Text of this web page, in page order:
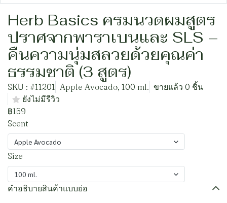
Herb Basics ครมนวดผมสูตร
ปราศจากพาราเบนและ SLS –
คืนความนุ่มสลวยด้วยคุณค่า
ธรรมชาติ (3 สูตร)
SKU : #11201 Apple Avocado, 100 ml. ขายแล้ว 0 ชิ้น
ยังไม่มีรีวิว
฿159
Scent
Apple Avocado
Size
100 ml.
คำอธิบายสินค้าแบบย่อ